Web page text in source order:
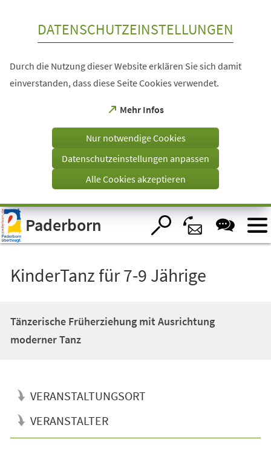
Visuelle
Assistenzsoftware
öffnen.
DATENSCHUTZEINSTELLUNGEN
Durch die Nutzung dieser Website erklären Sie sich damit
einverstanden, dass diese Seite Cookies verwendet.
Mehr Infos
(Öffnet
einem
Tab)
Nur notwendige Cookies
Datenschutzeinstellungen anpassen
Alle Cookies akzeptieren
Paderborn
KinderTanz für 7-9 Jährige
Tänzerische Früherziehung mit Ausrichtung
moderner Tanz
VERANSTALTUNGSORT
VERANSTALTER